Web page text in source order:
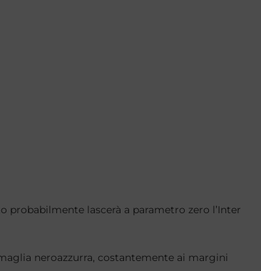
probabilmente lascerà a parametro zero l’Inter
neroazzurra, costantemente ai margini